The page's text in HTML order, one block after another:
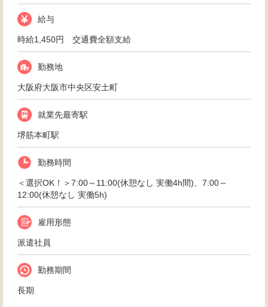
給与
時給1,450円 交通費全額支給
勤務地
大阪府大阪市中央区安土町
就業先最寄駅
堺筋本町駅
勤務時間
＜選択OK！＞7:00～11:00(休憩なし 実働4h間)、7:00～
12:00(休憩なし 実働5h)
雇用形態
派遣社員
勤務期間
長期